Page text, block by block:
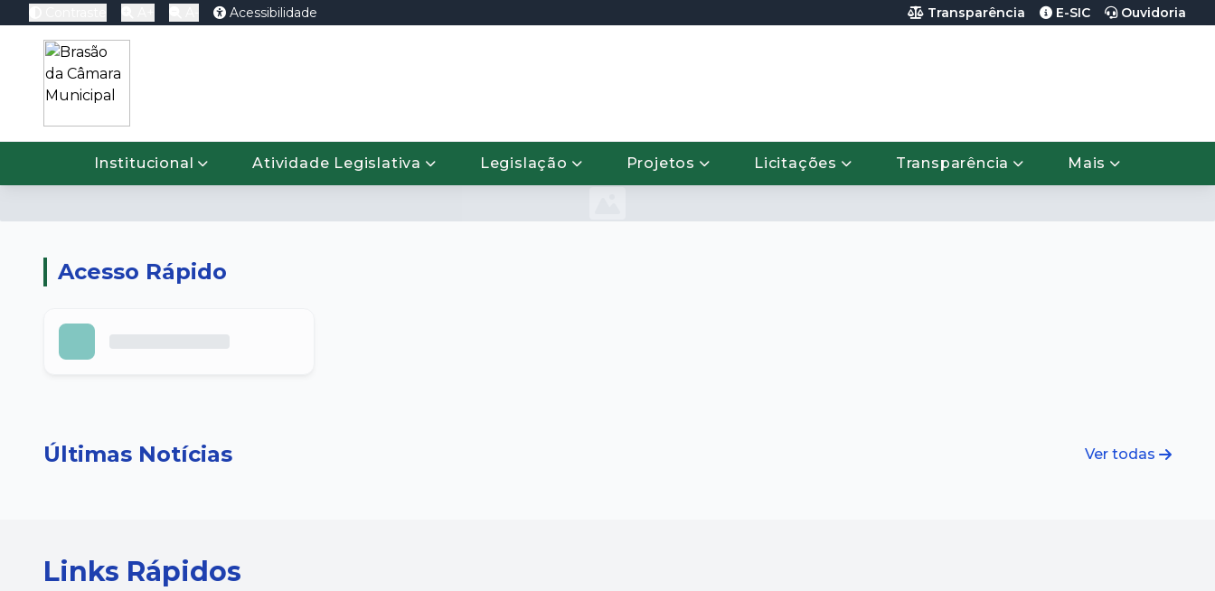
Acessibilidade Transparência E-SIC Ouvidoria
Institucional Atividade Legislativa Legislação Projetos Licitações Transparência Mais
Acesso Rápido
Últimas Notícias Ver todas
Links Rápidos
Pré-visualização do Conteúdo
Baixar